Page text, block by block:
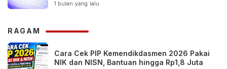
1 bulan yang lalu
RAGAM
Cara Cek PIP Kemendikdasmen 2026 Pakai
NIK dan NISN, Bantuan hingga Rp1,8 Juta